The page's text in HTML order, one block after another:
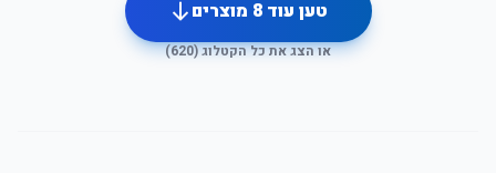
טען עוד8 מוצרים
או הצג את כל הקטלוג (620
)